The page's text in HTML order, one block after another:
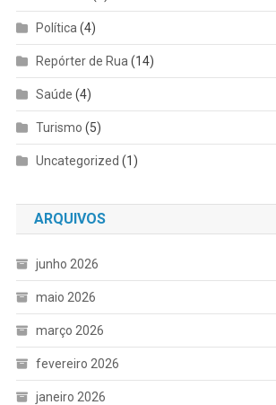
Política (4)
Repórter de Rua (14)
Saúde (4)
Turismo (5)
Uncategorized (1)
ARQUIVOS
junho 2026
maio 2026
março 2026
fevereiro 2026
janeiro 2026